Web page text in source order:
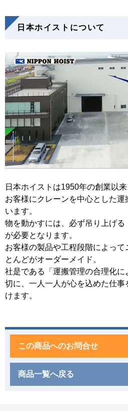
日本ホイストについて
日本ホイストは1950年の創業以
お客様にクレーンを中心とした
います。
物を動かすには、必ず吊り上げる
が必要となります。
お客様の製品や工程段階によっ
とんどがオーダーメイド。
社是である「運搬管理の合理化
切に、一人一人が心を込めた仕
けます。
この商品へのお問合せ
商品一覧へ戻る